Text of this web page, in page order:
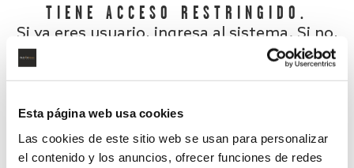
Esta página web usa cookies
Las cookies de este sitio web se usan para personalizar
el contenido y los anuncios, ofrecer funciones de redes
TIENE ACCESO RESTRINGIDO.
Si ya eres usuario, ingresa al sistema. Si no,